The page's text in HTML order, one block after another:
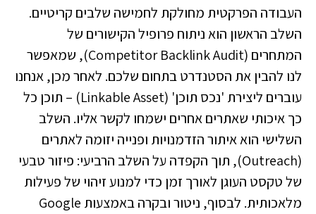
העבודה הפרקטית מחולקת לחמישה שלבים קריטיים.
השלב הראשון הוא ניתוח פרופיל הקישורים של
המתחרים (Competitor Backlink Audit), שמאפשר
לנו להבין את הסטנדרט בתחום שלכם. לאחר מכן, אנחנו
עוברים ליצירת 'נכס תוכן' (Linkable Asset) – תוכן כל
כך איכותי שאתרים אחרים ישמחו לקשר אליו. השלב
השלישי הוא איתור הזדמנויות ופנייה יזומה לאתרים
(Outreach), תוך הקפדה על השלב הרביעי: פיזור טבעי
של טקסט העוגן לאורך זמן כדי למנוע זיהוי של פעילות
מלאכותית. לבסוף, ניטור ובקרה באמצעות Google